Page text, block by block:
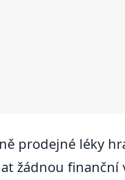
prodejné léky
žádnou finanční